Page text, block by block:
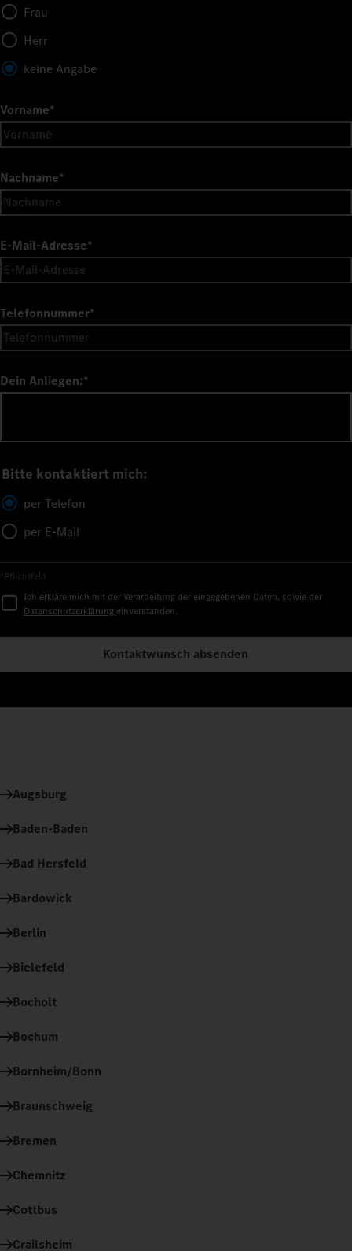
Frau
Herr
keine Angabe
Vorname*
Nachname*
E-Mail-Adresse*
Telefonnummer*
Dein Anliegen:*
Bitte kontaktiert mich:
per Telefon
per E-Mail
*Pflichtfeld
Ich erkläre mich mit der Verarbeitung der eingegebenen Daten, sowie der
Datenschutzerklärung einverstanden.
Kontaktwunsch absenden
Augsburg
Baden-Baden
Bad Hersfeld
Bardowick
Berlin
Bielefeld
Bocholt
Bochum
Bornheim/Bonn
Braunschweig
Bremen
Chemnitz
Cottbus
Crailsheim